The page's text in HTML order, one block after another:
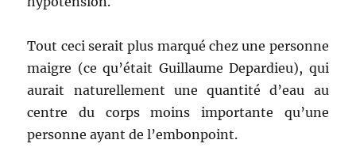
Tout ceci serait plus marqué chez une personne
maigre (ce qu’était Guillaume Depardieu), qui
aurait naturellement une quantité d’eau au
centre du corps moins importante qu’une
personne ayant de l’embonpoint.